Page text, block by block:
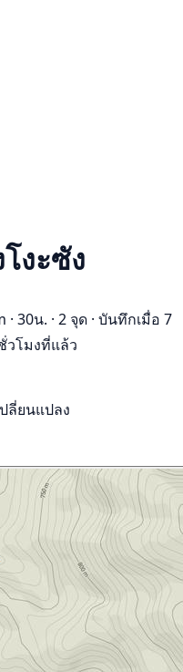
งะซัง
· 30น. · 2 จุด · บันทึกเมื่อ 7
วโมงที่แล้ว
ลี่ยนแปลง